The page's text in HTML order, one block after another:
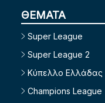
ΘΕΜΑΤΑ
Super League
Super League 2
Κύπελλο Ελλάδας
Champions League